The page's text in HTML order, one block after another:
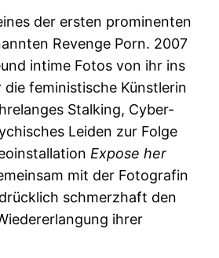
der ersten prominenten
Revenge Porn. 2007
intime Fotos von ihr ins
feministische Künstlerin
Stalking, Cyber-
Leiden zur Folge
Expose her
mit der Fotografin
schmerzhaft den
ihrer